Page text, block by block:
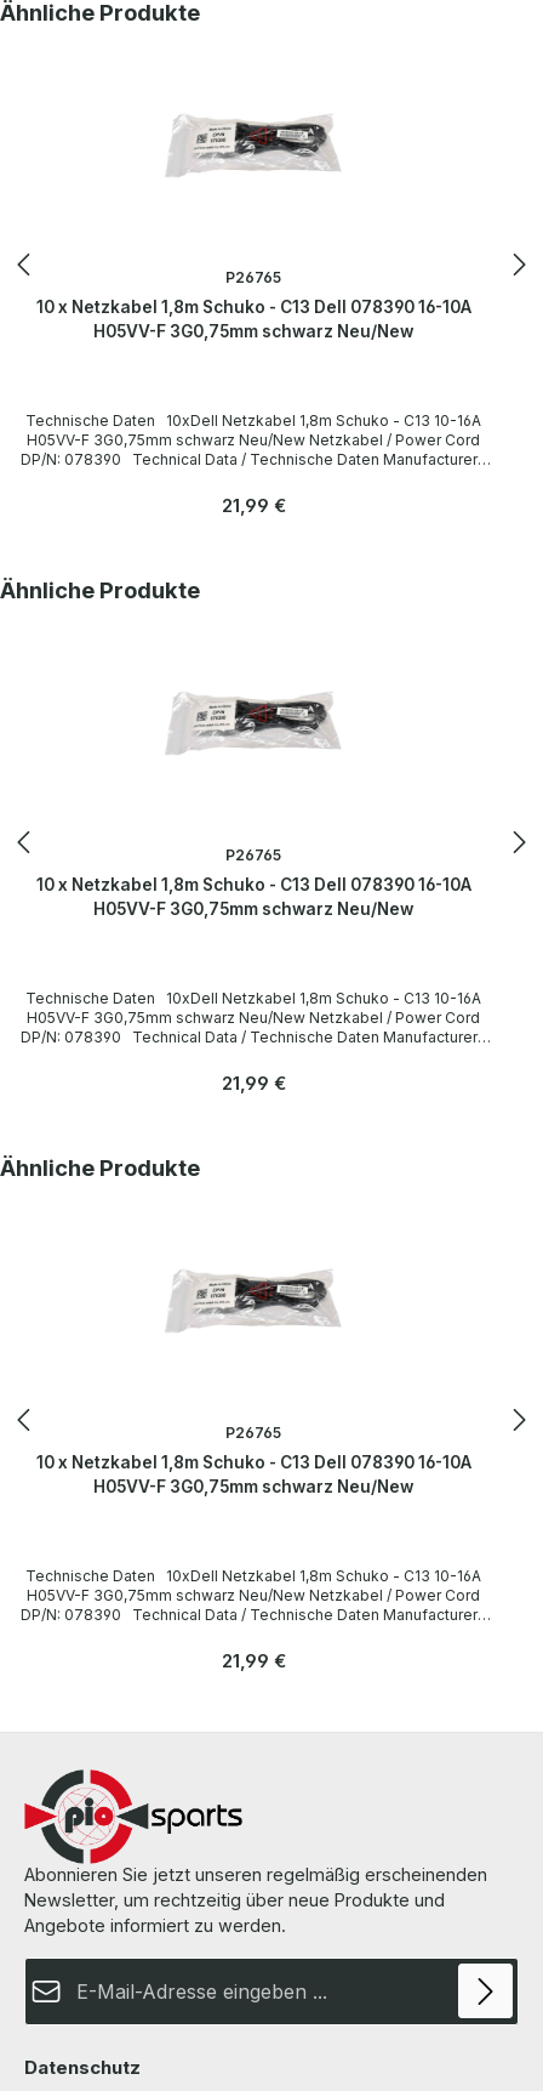
can be found on the pages of the manufacturer. Weitere
Produktgalerie überspringen
Ähnliche Produkte
P26765
10 x Netzkabel 1,8m Schuko - C13 Dell 078390 16-10A
H05VV-F 3G0,75mm schwarz Neu/New
Technische Daten 10xDell Netzkabel 1,8m Schuko - C13 10-16A
H05VV-F 3G0,75mm schwarz Neu/New Netzkabel / Power Cord
DP/N: 078390 Technical Data / Technische Daten Manufacturer /
can be found on the pages of the manufacturer. Weitere
Regulärer Preis:
21,99 €
Produktgalerie überspringen
Ähnliche Produkte
P26765
10 x Netzkabel 1,8m Schuko - C13 Dell 078390 16-10A
H05VV-F 3G0,75mm schwarz Neu/New
Technische Daten 10xDell Netzkabel 1,8m Schuko - C13 10-16A
H05VV-F 3G0,75mm schwarz Neu/New Netzkabel / Power Cord
DP/N: 078390 Technical Data / Technische Daten Manufacturer /
can be found on the pages of the manufacturer. Weitere
Regulärer Preis:
21,99 €
Produktgalerie überspringen
Ähnliche Produkte
P26765
10 x Netzkabel 1,8m Schuko - C13 Dell 078390 16-10A
H05VV-F 3G0,75mm schwarz Neu/New
Technische Daten 10xDell Netzkabel 1,8m Schuko - C13 10-16A
H05VV-F 3G0,75mm schwarz Neu/New Netzkabel / Power Cord
DP/N: 078390 Technical Data / Technische Daten Manufacturer /
Color / Buchsenfarbe black / schwarz More information and details
Informationen und Details finden Sie auf den Seiten des
Regulärer Preis:
21,99 €
Abonnieren Sie jetzt unseren regelmäßig erscheinenden
Newsletter, um rechtzeitig über neue Produkte und
Angebote informiert zu werden.
Datenschutz